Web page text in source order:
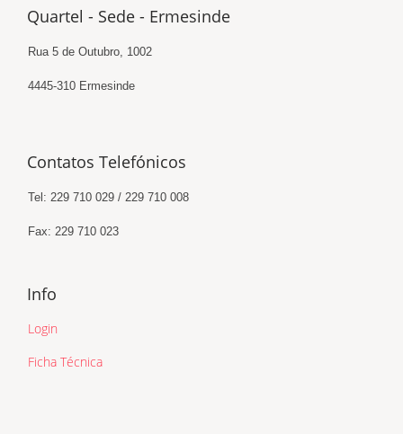
Quartel - Sede - Ermesinde
Rua 5 de Outubro, 1002
4445-310 Ermesinde
Contatos Telefónicos
Tel: 229 710 029 / 229 710 008
Fax: 229 710 023
Info
Login
Ficha Técnica